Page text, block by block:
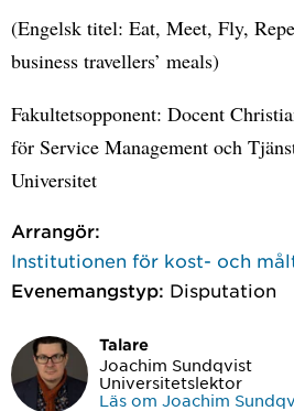
(Engelsk titel: Eat, Meet, Fly,
business travellers’ meals)
Fakultetsopponent: Docent
för Service Management och
Universitet
Arrangör:
Institutionen för kost- och
Evenemangstyp: Disputation
Talare
Joachim Sundqvist
Universitetslektor
Läs om Joachim